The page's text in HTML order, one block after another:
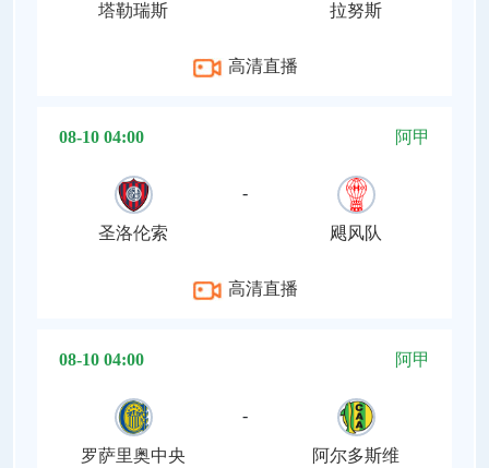
塔勒瑞斯 拉努斯
高清直播
08-10 04:00 阿甲
圣洛伦索
-
飓风队
高清直播
08-10 04:00 阿甲
罗萨里奥中央
-
阿尔多斯维